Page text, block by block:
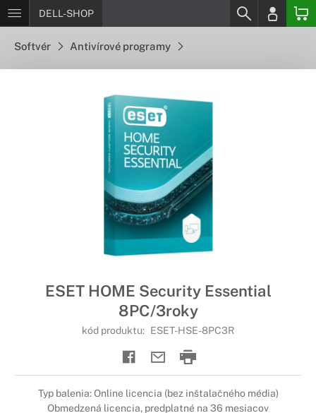
DELL-SHOP
Softvér Antivírové programy
ESET HOME Security Essential
8PC/3roky
kód produktu: ESET-HSE-8PC3R
Typ balenia: Online licencia (bez inštalačného média)
Obmedzená licencia, predplatné na 36 mesiacov